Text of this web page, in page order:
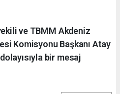
ve TBMM Akdeniz
Komisyonu Başkanı Atay
bir mesaj